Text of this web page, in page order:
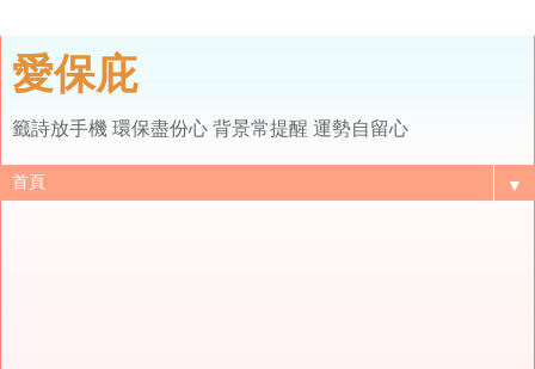
愛保庇
籤詩放手機 環保盡份心 背景常提醒 運勢自留心
▼